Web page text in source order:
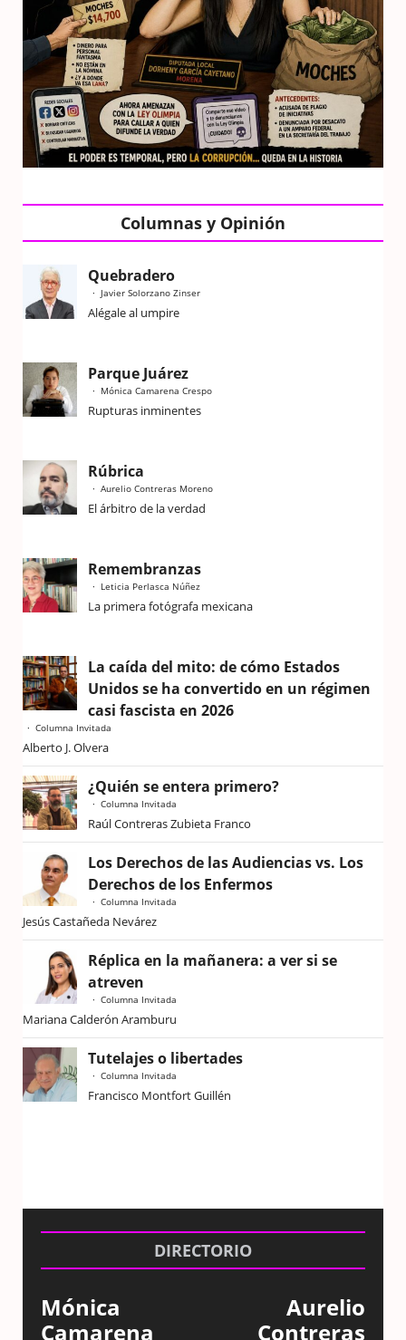
Columnas y Opinión
Quebradero
Javier Solorzano Zinser
Alégale al umpire
Parque Juárez
Mónica Camarena Crespo
Rupturas inminentes
Rúbrica
Aurelio Contreras Moreno
El árbitro de la verdad
Remembranzas
Leticia Perlasca Núñez
La primera fotógrafa mexicana
La caída del mito: de cómo Estados
Unidos se ha convertido en un régimen
casi fascista en 2026
Columna Invitada
Alberto J. Olvera
¿Quién se entera primero?
Columna Invitada
Raúl Contreras Zubieta Franco
Los Derechos de las Audiencias vs. Los
Derechos de los Enfermos
Columna Invitada
Jesús Castañeda Nevárez
Réplica en la mañanera: a ver si se
atreven
Columna Invitada
Mariana Calderón Aramburu
Tutelajes o libertades
Columna Invitada
Francisco Montfort Guillén
DIRECTORIO
Mónica
Camarena
Aurelio
Contreras